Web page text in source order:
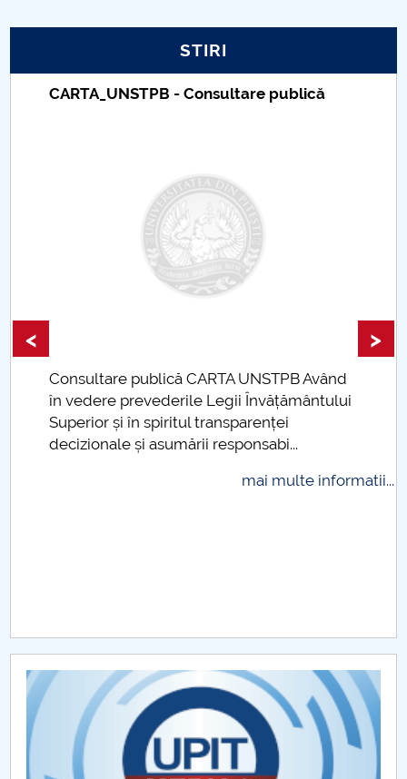
UNIVERSITATE pentru comunitate
IOSUD/CSUD-Doctorate
Comisie de etica unversitară
Evenimente CUP
Accesibilitate pentru studenții cu dizabilități
Raportul Conducerii Centrului Universitar Pitești
privind implementarea Planului Operațional 2020-
CAR2026
MENIU CANTINA
Structuri funcționale FSESSP
STIRI
CARTA_UNSTPB - Consultare publică
Consultare publică CARTA UNSTPB Având
în vedere prevederile Legii Învățământului
Superior și în spiritul transparenței
decizionale și asumării responsabi...
mai multe informatii...
< >